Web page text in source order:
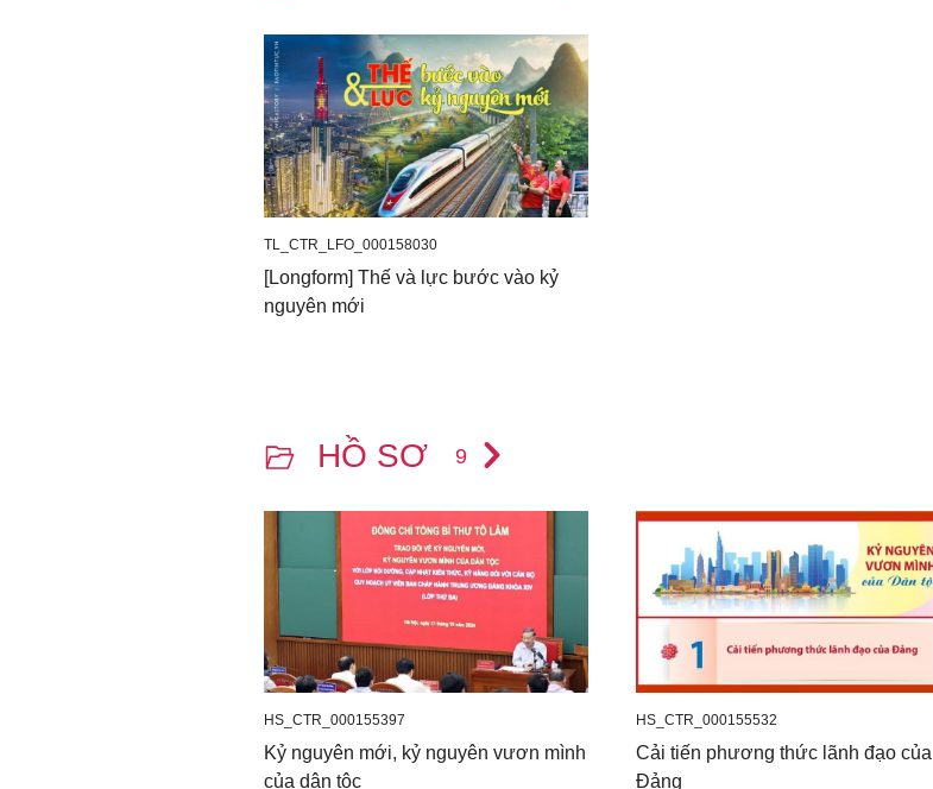
TL_CTR_LFO_000158030
[Longform] Thế và lực bước vào kỷ
nguyên mới
HỒ SƠ 9
HS_CTR_000155397
Kỷ nguyên mới, kỷ nguyên vươn mình
của dân tộc
HS_CTR_000155532
Cải tiến phương thức lãnh đạo của
Đảng